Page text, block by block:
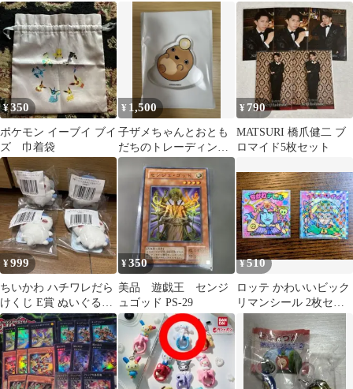
ルダー
¥350
ポケモン イーブイ ブイ
ズ 巾着袋
¥ 1,500
子ザメちゃんとおとも
だちのトレーディング
アクリルマスコット あ
んこうちゃん
¥790
MATSURI 橋爪健二 ブ
ロマイド5枚セット
¥999
ちいかわ ハチワレだら
けくじ E賞 ぬいぐるみ
バッジ つん
¥350
美品 遊戯王 センジ
ュゴッド PS-29
¥510
ロッテ かわいいビック
リマンシール 2枚セッ